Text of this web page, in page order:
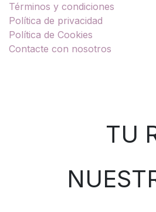
Términos y condiciones
Política de privacidad
Política de Cookies
Contacte con nosotros
TU